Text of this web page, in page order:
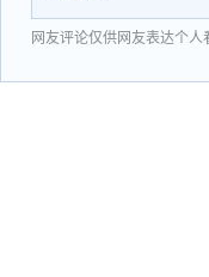
网友评论仅供网友表达个